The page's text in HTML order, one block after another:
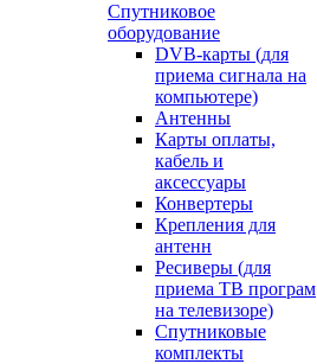
Спутниковое
оборудование
DVB-карты (для
приема сигнала на
компьютере)
Антенны
Карты оплаты,
кабель и
аксессуары
Конвертеры
Крепления для
антенн
Ресиверы (для
приема ТВ програм
на телевизоре)
Спутниковые
комплекты